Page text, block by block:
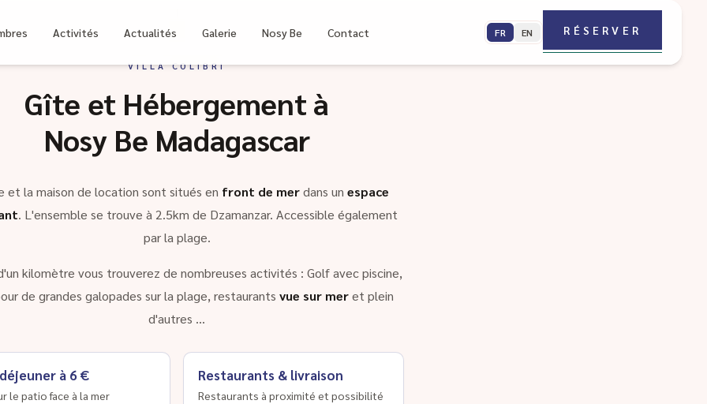
Activités Actualités Galerie Nosy Be Contact FR EN RÉSERVER
VILLA COLIBRI
Gîte et Hébergement à
Nosy Be Madagascar
et la maison de location sont situés en front de merdans un espace
. L'ensemble se trouve à 2.5km de Dzamanzar. Accessible également
par la plage.
kilomètre vous trouverez de nombreuses activités : Golf avec piscine,
de grandes galopades sur la plage, restaurants vue sur meret plein
d'autres …
à 6 €
le patio face à la mer
Restaurants & livraison
Restaurants à proximité et possibilité